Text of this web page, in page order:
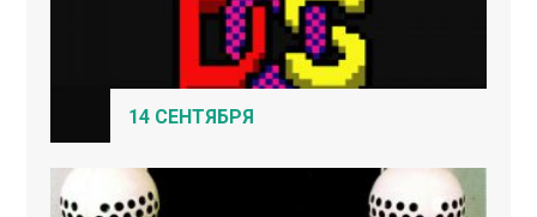
14 СЕНТЯБРЯ